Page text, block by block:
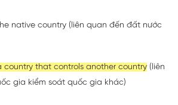
native country (liên quan đến đất nước
that controls another country (liên
gia kiểm soát quốc gia khác)